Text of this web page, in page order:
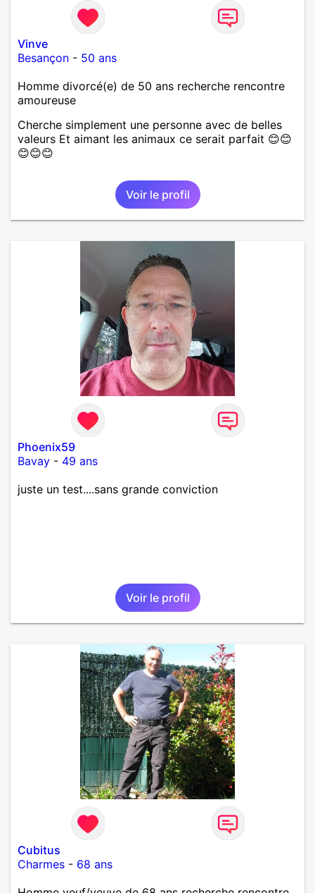
Vinve
Besançon - 50 ans
Homme divorcé(e) de 50 ans recherche rencontre
amoureuse
Cherche simplement une personne avec de belles
valeurs Et aimant les animaux ce serait parfait 😊😊
😊😊😊
Voir le profil
Phoenix59
Bavay - 49 ans
juste un test....sans grande conviction
Voir le profil
Cubitus
Charmes - 68 ans